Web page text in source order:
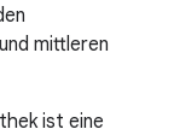
mittleren
ist eine